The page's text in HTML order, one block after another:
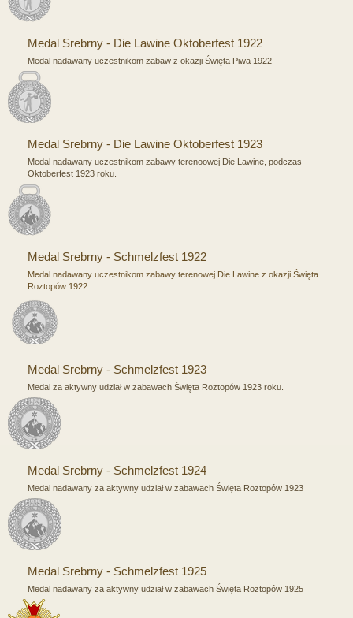
Medal Srebrny - Die Lawine Oktoberfest 1922
Medal nadawany uczestnikom zabaw z okazji Święta Piwa 1922
Medal Srebrny - Die Lawine Oktoberfest 1923
Medal nadawany uczestnikom zabawy terenoowej Die Lawine, podczas
Oktoberfest 1923 roku.
Medal Srebrny - Schmelzfest 1922
Medal nadawany uczestnikom zabawy terenowej Die Lawine z okazji Święta
Roztopów 1922
Medal Srebrny - Schmelzfest 1923
Medal za aktywny udział w zabawach Święta Roztopów 1923 roku.
Medal Srebrny - Schmelzfest 1924
Medal nadawany za aktywny udział w zabawach Święta Roztopów 1923
Medal Srebrny - Schmelzfest 1925
Medal nadawany za aktywny udział w zabawach Święta Roztopów 1925